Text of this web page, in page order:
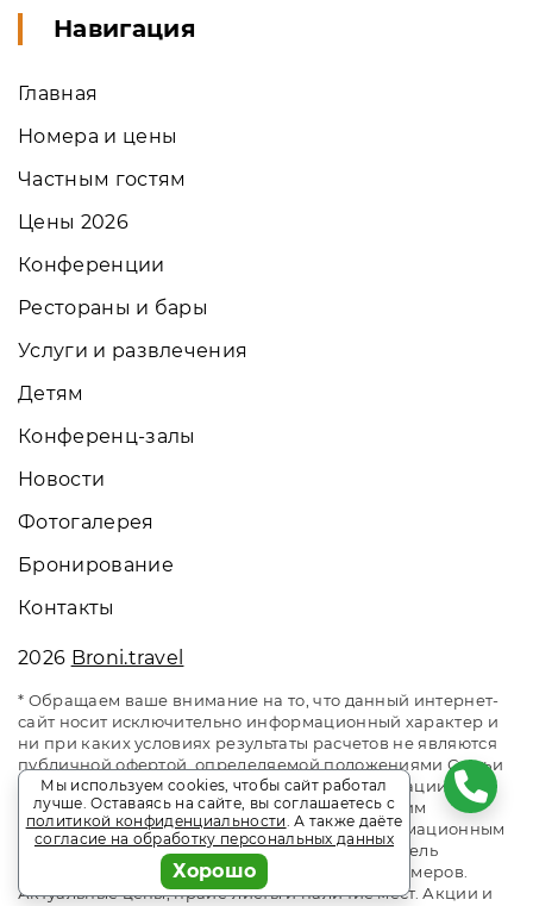
Навигация
Главная
Номера и цены
Частным гостям
Цены 2026
Конференции
Рестораны и бары
Услуги и развлечения
Детям
Конференц-залы
Новости
Фотогалерея
Бронирование
Контакты
2026 Broni.travel
* Обращаем ваше внимание на то, что данный интернет-
сайт носит исключительно информационный характер и
ни при каких условиях результаты расчетов не являются
публичной офертой, определяемой положениями Статьи
437 Гражданского кодекса Российской Федерации. За
окончательным расчетом обращайтесь к нашим
менеджерам. Данный ресурс является информационным
сайтом сервиса бронирования Broni.travel. Отель
«Русский Дом». Сайт онлайн бронирования номеров.
Актуальные цены, прайс-листы и наличие мест. Акции и
Мы используем cookies, чтобы сайт работал
лучше. Оставаясь на сайте, вы соглашаетесь с
политикой конфиденциальности. А также даёте
согласие на обработку персональных данных
Хорошо